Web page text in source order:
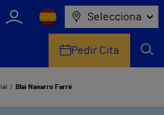
Selecciona
Pedir Cita
Blai Navarro Farré